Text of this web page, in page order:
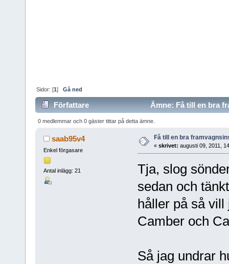
Sidor: [1]Gå ned
Författare Ämne: Få till en bra
0 medlemmar och 0 gäster tittar på detta ämne.
saab95v4
Enkel förgasare
Antal inlägg: 21
Få till en bra
« skrivet: augusti 09, 2011,
Tja, slog
sedan och
håller på så
Camber och
Så jag undrar